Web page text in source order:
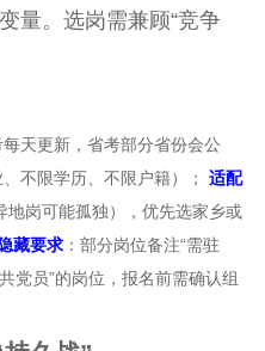
量。选岗需兼顾“竞争
天更新，省考部分省份会公
不限学历、不限户籍）； 适配
岗可能孤独），优先选家乡或
隐藏要求：部分岗位备注“需驻
党员”的岗位，报名前需确认组